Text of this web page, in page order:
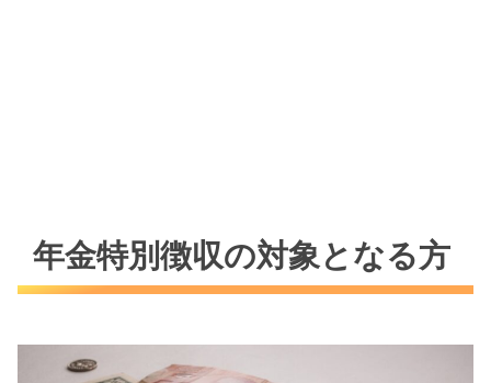
年金特別徴収の対象となる方